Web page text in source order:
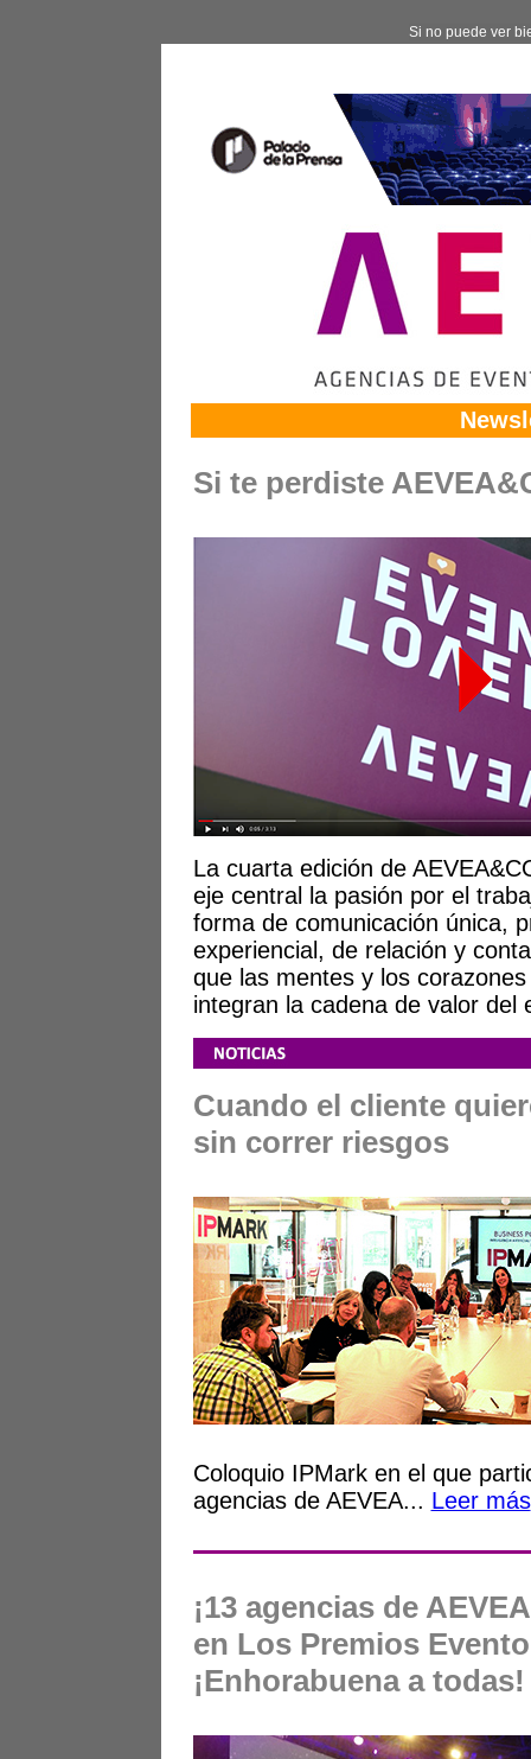
Si no puede ver
Si te perdiste
La cuarta edición de
eje central la pasión por el
forma de comunicación única,
experiencial, de relación y
que las mentes y los
integran la cadena de valor
Cuando el cliente
sin correr riesgos
Coloquio IPMark en el que
agencias de AEVEA... Leer más
¡13 agencias de
en Los Premios
¡Enhorabuena a todas!